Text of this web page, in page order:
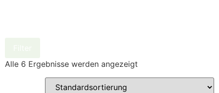
Alle 6 Ergebnisse werden angezeigt